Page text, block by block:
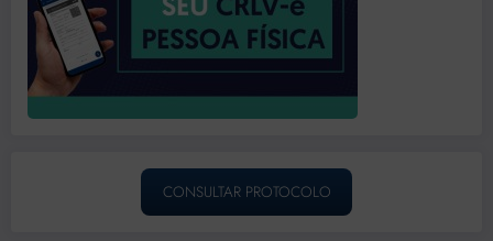
CONSULTAR PROTOCOLO